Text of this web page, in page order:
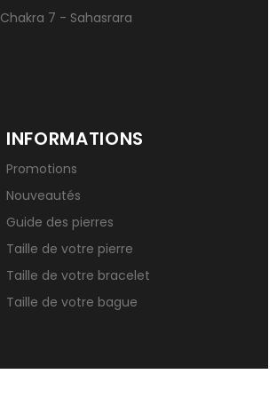
Chakra 7 - Sahasrara
INFORMATIONS
Promotions
Nouveautés
Guide des pierres
Taille de votre pierre
Taille de votre bracelet
Taille de votre bague